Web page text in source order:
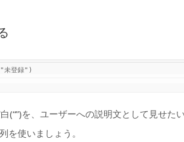
未登録")
(“”)を、ユーザーへの説明文として見せたい
を使いましょう。